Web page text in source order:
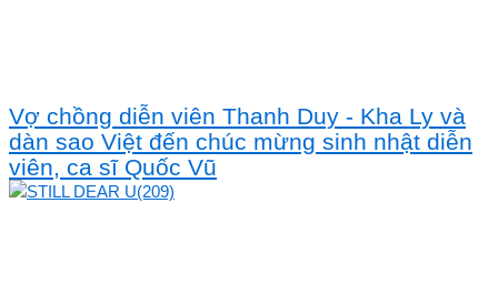
Vợ chồng diễn viên Thanh Duy - Kha Ly và
dàn sao Việt đến chúc mừng sinh nhật diễn
viên, ca sĩ Quốc Vũ